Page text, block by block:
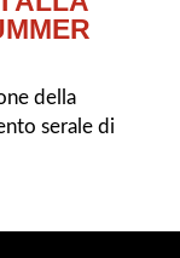
della
serale di